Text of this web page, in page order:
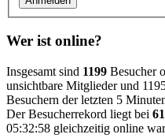
Wer ist online?
Insgesamt sind 1199 Besucher
unsichtbare Mitglieder und
Besuchern der letzten 5
Der Besucherrekord liegt bei
05:32:58 gleichzeitig online